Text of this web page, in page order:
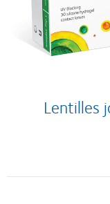
Lentilles